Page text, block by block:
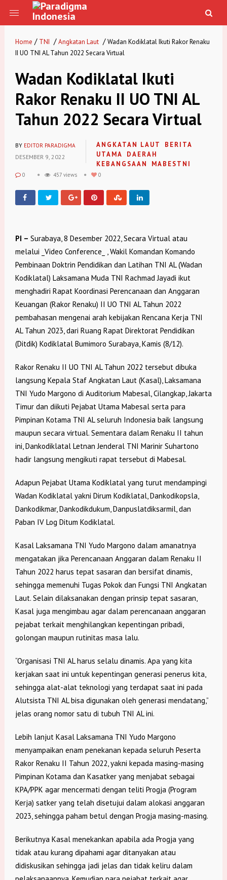
Home / TNI / Angkatan Laut / Wadan Kodiklatal Ikuti Rakor Renaku
II UO TNI AL Tahun 2022 Secara Virtual
Wadan Kodiklatal Ikuti
Rakor Renaku II UO TNI AL
Tahun 2022 Secara Virtual
BY EDITOR PARADIGMA
DESEMBER 9, 2022
ANGKATAN LAUT
BERITA
UTAMA
DAERAH
KEBANGSAAN
MABESTNI
0 457 views 0
PI – Surabaya, 8 Desember 2022, Secara Virtual atau
melalui _Video Conference_ , Wakil Komandan Komando
Pembinaan Doktrin Pendidikan dan Latihan TNI AL (Wadan
Kodiklatal) Laksamana Muda TNI Rachmad Jayadi ikut
menghadiri Rapat Koordinasi Perencanaan dan Anggaran
Keuangan (Rakor Renaku) II UO TNI AL Tahun 2022
pembahasan mengenai arah kebijakan Rencana Kerja TNI
AL Tahun 2023, dari Ruang Rapat Direktorat Pendidikan
(Ditdik) Kodiklatal Bumimoro Surabaya, Kamis (8/12).
Rakor Renaku II UO TNI AL Tahun 2022 tersebut dibuka
langsung Kepala Staf Angkatan Laut (Kasal), Laksamana
TNI Yudo Margono di Auditorium Mabesal, Cilangkap, Jakarta
Timur dan diikuti Pejabat Utama Mabesal serta para
Pimpinan Kotama TNI AL seluruh Indonesia baik langsung
maupun secara virtual. Sementara dalam Renaku II tahun
ini, Dankodiklatal Letnan Jenderal TNI Marinir Suhartono
hadir langsung mengikuti rapat tersebut di Mabesal.
Adapun Pejabat Utama Kodiklatal yang turut mendampingi
Wadan Kodiklatal yakni Dirum Kodiklatal, Dankodikopsla,
Dankodikmar, Dankodikdukum, Danpuslatdiksarmil, dan
Paban IV Log Ditum Kodiklatal.
Kasal Laksamana TNI Yudo Margono dalam amanatnya
mengatakan jika Perencanaan Anggaran dalam Renaku II
Tahun 2022 harus tepat sasaran dan bersifat dinamis,
sehingga memenuhi Tugas Pokok dan Fungsi TNI Angkatan
Laut. Selain dilaksanakan dengan prinsip tepat sasaran,
Kasal juga mengimbau agar dalam perencanaan anggaran
pejabat terkait menghilangkan kepentingan pribadi,
golongan maupun rutinitas masa lalu.
“Organisasi TNI AL harus selalu dinamis. Apa yang kita
kerjakan saat ini untuk kepentingan generasi penerus kita,
sehingga alat-alat teknologi yang terdapat saat ini pada
Alutsista TNI AL bisa digunakan oleh generasi mendatang,”
jelas orang nomor satu di tubuh TNI AL ini.
Lebih lanjut Kasal Laksamana TNI Yudo Margono
menyampaikan enam penekanan kepada seluruh Peserta
Rakor Renaku II Tahun 2022, yakni kepada masing-masing
Pimpinan Kotama dan Kasatker yang menjabat sebagai
KPA/PPK agar mencermati dengan teliti Progja (Program
Kerja) satker yang telah disetujui dalam alokasi anggaran
2023, sehingga paham betul dengan Progja masing-masing.
Berikutnya Kasal menekankan apabila ada Progja yang
tidak atau kurang dipahami agar ditanyakan atau
didiskusikan sehingga jadi jelas dan tidak keliru dalam